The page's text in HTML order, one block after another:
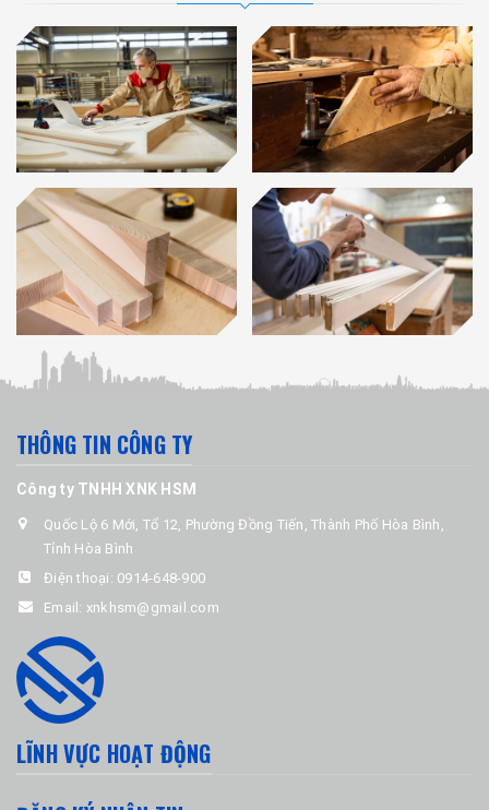
THÔNG TIN CÔNG TY
Công ty TNHH XNK HSM
Quốc Lộ 6 Mới, Tổ 12, Phường Đồng Tiến, Thành Phố Hòa Bình,
Tỉnh Hòa Bình
Điện thoại: 0914-648-900
Email: xnkhsm@gmail.com
LĨNH VỰC HOẠT ĐỘNG